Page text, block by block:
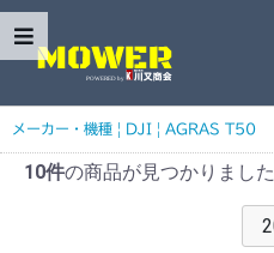
メーカー・機種 | DJI | AGRAS T50
10件の商品が見つかりました